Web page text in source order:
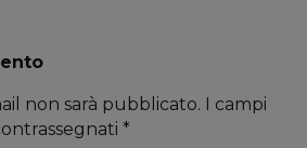
non sarà pubblicato. I campi
*